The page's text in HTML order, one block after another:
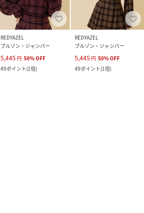
REDYAZEL
ブルゾン・ジャンパー
5,445 円 50%OFF
49ポイント(1倍)
REDYAZEL
ブルゾン・ジャンパー
5,445 円 50%OFF
49ポイント(1倍)